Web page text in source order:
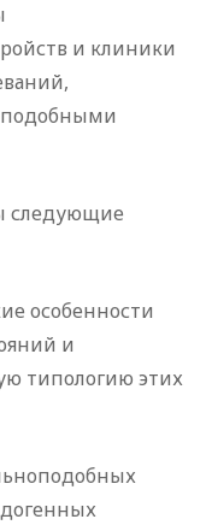
и клиники
следующие
особенности
и
типологию этих